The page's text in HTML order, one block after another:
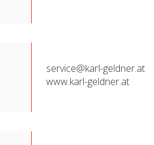
service@karl-geldner.at
www.karl-geldner.at